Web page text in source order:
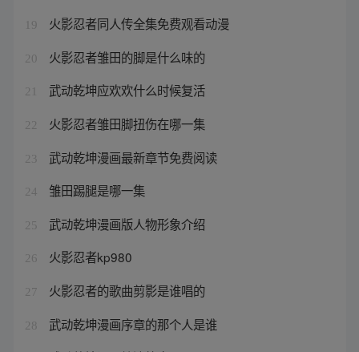
19 火影忍者同人传全集免费观看动漫
20 火影忍者雏田的脚是什么味的
21 武动乾坤应欢欢什么时候复活
22 火影忍者雏田脚扭伤在哪一集
23 武动乾坤漫画最新章节免费阅读
24 雏田踢腿是哪一集
25 武动乾坤漫画版人物形象介绍
26 火影忍者kp980
27 火影忍者的歌曲剪影是谁唱的
28 武动乾坤漫画序章的那个人是谁